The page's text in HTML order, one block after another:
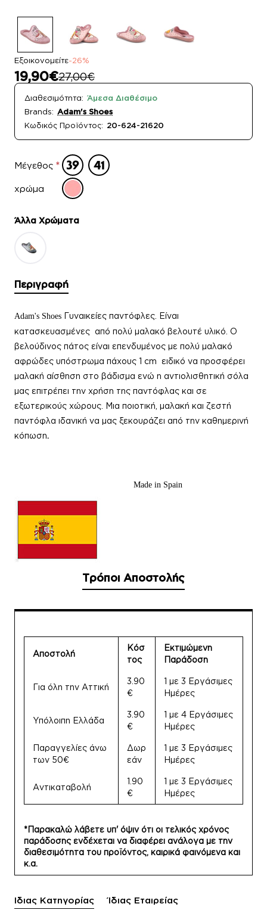
Εξοικονομείτε-26%
19,90€27,00€
Διαθεσιμότητα: Άμεσα Διαθέσιμο
Brands: Adam's Shoes
Κωδικός Προϊόντος: 20-624-21620
Μέγεθος
χρώμα
Άλλα Xρώματα
Περιγραφή
Adam's Shoes Γυναικείες παντόφλες.
Είναι
κατασκευασμένες από πολύ μαλακό βελουτέ υλικό. Ο
βελούδινος πάτος είναι επενδυμένος με πολύ μαλακό
αφρώδες υπόστρωμα πάχους 1 cm ειδικό να προσφέρει
μαλακή αίσθηση στο βάδισμα ενώ η αντιολισθητική σόλα
μας επιτρέπει την χρήση της παντόφλας και σε
εξωτερικούς χώρους. Μια ποιοτική, μαλακή και ζεστή
παντόφλα ιδανική να μας ξεκουράζει από την καθημερινή
κόπωση.
Made in Spain
Τρόποι Αποστολής
Αποστολή
Κόσ
τος
Εκτιμώμενη
Παράδοση
Για όλη την Αττική
3.90
€
1 με 3 Εργάσιμες
Ημέρες
Υπόλοιπη Ελλάδα
3.90
€
1 με 4 Εργάσιμες
Ημέρες
Παραγγελίες άνω
των 50€
Δωρ
εάν
1 με 3 Εργάσιμες
Ημέρες
Αντικαταβολή
1.90
€
1 με 3 Εργάσιμες
Ημέρες
*Παρακαλώ λάβετε υπ' όψιν ότι οι τελικός χρόνος
παράδοσης ενδέχεται να διαφέρει ανάλογα με την
διαθεσιμότητα του προϊόντος, καιρικά φαινόμενα και
κ.α.
Ίδιας Κατηγορίας Ίδιας Εταιρείας